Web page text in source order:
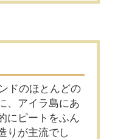
ドのほとんどの
、アイラ島にあ
にピートをふん
りが主流でし